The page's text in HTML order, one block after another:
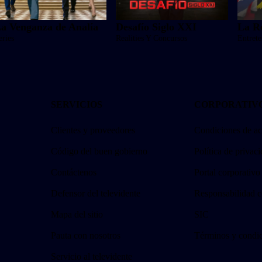
Venganza de Analía Desafío Siglo XXI
Realities Y Concursos
La
SERVICIOS
Clientes y proveedores
Código del buen gobierno
Contáctenos
Defensor del televidente
Mapa del sitio
Pauta con nosotros
Servicio al televidente
Condiciones de
Política de
Portal corporativo
Responsabilidad
SIC
Términos y